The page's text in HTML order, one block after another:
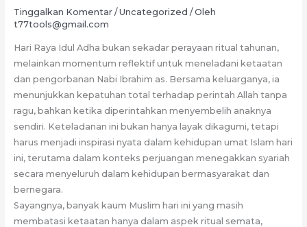
Tinggalkan Komentar /Uncategorized / Oleh
t77tools@gmail.com
Hari Raya Idul Adha bukan sekadar perayaan ritual tahunan,
melainkan momentum reflektif untuk meneladani ketaatan
dan pengorbanan Nabi Ibrahim as. Bersama keluarganya, ia
menunjukkan kepatuhan total terhadap perintah Allah tanpa
ragu, bahkan ketika diperintahkan menyembelih anaknya
sendiri. Keteladanan ini bukan hanya layak dikagumi, tetapi
harus menjadi inspirasi nyata dalam kehidupan umat Islam hari
ini, terutama dalam konteks perjuangan menegakkan syariah
secara menyeluruh dalam kehidupan bermasyarakat dan
bernegara.
Sayangnya, banyak kaum Muslim hari ini yang masih
membatasi ketaatan hanya dalam aspek ritual semata,